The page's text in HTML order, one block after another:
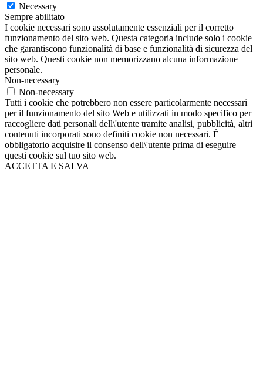
Necessary
Sempre abilitato
I cookie necessari sono assolutamente essenziali per il corretto
funzionamento del sito web. Questa categoria include solo i cookie
che garantiscono funzionalità di base e funzionalità di sicurezza del
sito web. Questi cookie non memorizzano alcuna informazione
personale.
Non-necessary
Non-necessary
Tutti i cookie che potrebbero non essere particolarmente necessari
per il funzionamento del sito Web e utilizzati in modo specifico per
raccogliere dati personali dell\'utente tramite analisi, pubblicità, altri
contenuti incorporati sono definiti cookie non necessari. È
obbligatorio acquisire il consenso dell\'utente prima di eseguire
questi cookie sul tuo sito web.
ACCETTA E SALVA